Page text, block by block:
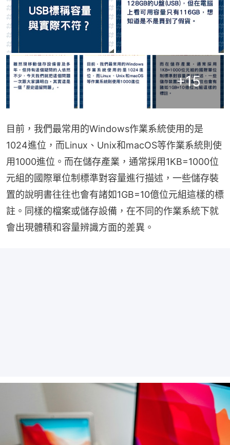
+15
目前，我們最常用的Windows作業系統使用的是
1024進位，而Linux、Unix和macOS等作業系統則使
用1000進位。而在儲存產業，通常採用1KB=1000位
元組的國際單位制標準對容量進行描述，一些儲存裝
置的說明書往往也會有諸如1GB=10億位元組這樣的標
註。同樣的檔案或儲存設備，在不同的作業系統下就
會出現體積和容量辨識方面的差異。